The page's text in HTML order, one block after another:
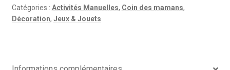
Catégories : Activités Manuelles, Coin des mamans,
Décoration, Jeux & Jouets